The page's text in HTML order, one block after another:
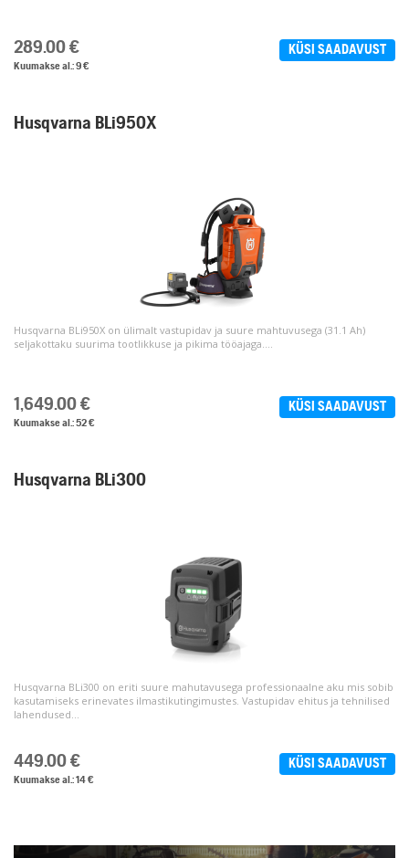
289.00 € KÜSI SAADAVUST
Kuumakse al.: 9 €
Husqvarna BLi950X
Husqvarna BLi950X on ülimalt vastupidav ja suure mahtuvusega (31.1 Ah)
seljakottaku suurima tootlikkuse ja pikima tööajaga....
1,649.00 € KÜSI SAADAVUST
Kuumakse al.: 52 €
Husqvarna BLi300
Husqvarna BLi300 on eriti suure mahutavusega professionaalne aku mis sobib
kasutamiseks erinevates ilmastikutingimustes. Vastupidav ehitus ja tehnilised
lahendused...
449.00 € KÜSI SAADAVUST
Kuumakse al.: 14 €